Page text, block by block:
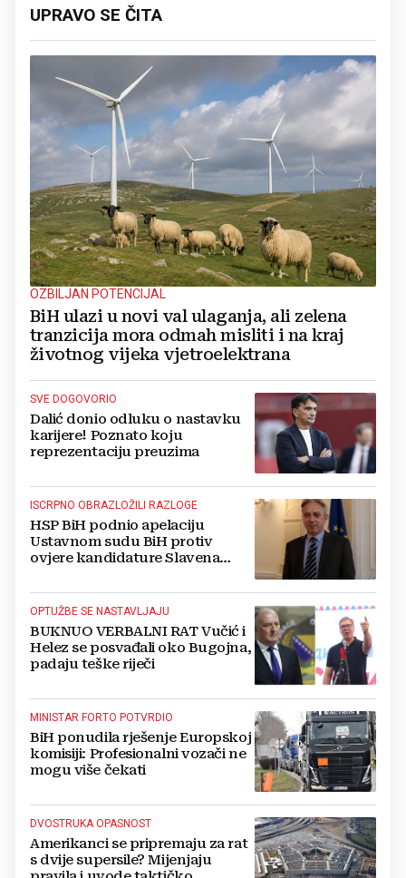
UPRAVO SE ČITA
OZBILJAN POTENCIJAL
BiH ulazi u novi val ulaganja, ali zelena
tranzicija mora odmah misliti i na kraj
životnog vijeka vjetroelektrana
SVE DOGOVORIO
Dalić donio odluku o nastavku
karijere! Poznato koju
reprezentaciju preuzima
ISCRPNO OBRAZLOŽILI RAZLOGE
HSP BiH podnio apelaciju
Ustavnom sudu BiH protiv
ovjere kandidature Slavena
OPTUŽBE SE NASTAVLJAJU
BUKNUO VERBALNI RAT Vučić i
Helez se posvađali oko Bugojna,
padaju teške riječi
MINISTAR FORTO POTVRDIO
BiH ponudila rješenje Europskoj
komisiji: Profesionalni vozači ne
mogu više čekati
DVOSTRUKA OPASNOST
Amerikanci se pripremaju za rat
s dvije supersile? Mijenjaju